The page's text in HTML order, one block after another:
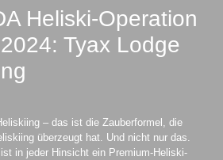
Heliski-Operation
Tyax Lodge
– das ist die Zauberformel, die
überzeugt hat. Und nicht nur das.
in jeder Hinsicht ein Premium-Heliski-